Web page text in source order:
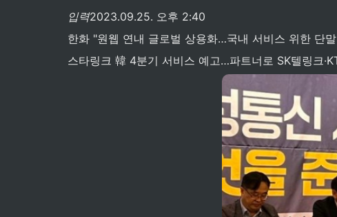
입력2023.09.25. 오후 2:40
한화 "원웹 연내 글로벌 상용화…국내 서비스 위한 단
스타링크 韓 4분기 서비스 예고…파트너로 SK텔링크